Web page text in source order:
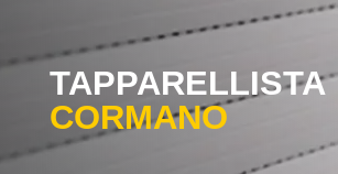
TAPPARELLISTA
CORMANO